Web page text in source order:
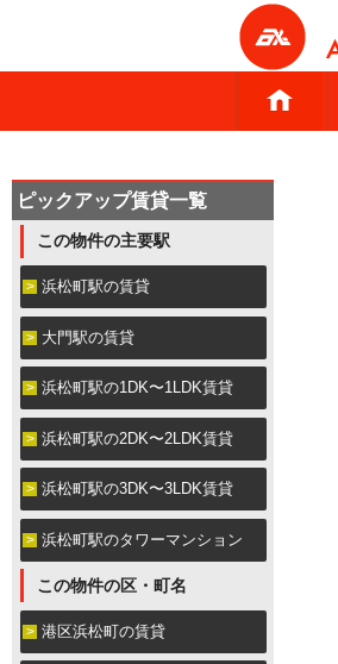
ピックアップ賃貸一覧
この物件の主要駅
浜松町駅の賃貸
大門駅の賃貸
浜松町駅の1DK〜1LDK賃貸
浜松町駅の2DK〜2LDK賃貸
浜松町駅の3DK〜3LDK賃貸
浜松町駅のタワーマンション
この物件の区・町名
港区浜松町の賃貸